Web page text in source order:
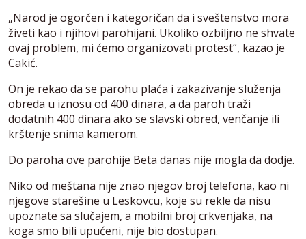
„Narod je ogorčen i kategoričan da i sveštenstvo mora
živeti kao i njihovi parohijani. Ukoliko ozbiljno ne shvate
ovaj problem, mi ćemo organizovati protest“, kazao je
Cakić.
On je rekao da se parohu plaća i zakazivanje služenja
obreda u iznosu od 400 dinara, a da paroh traži
dodatnih 400 dinara ako se slavski obred, venčanje ili
krštenje snima kamerom.
Do paroha ove parohije Beta danas nije mogla da dodje.
Niko od meštana nije znao njegov broj telefona, kao ni
njegove starešine u Leskovcu, koje su rekle da nisu
upoznate sa slučajem, a mobilni broj crkvenjaka, na
koga smo bili upućeni, nije bio dostupan.